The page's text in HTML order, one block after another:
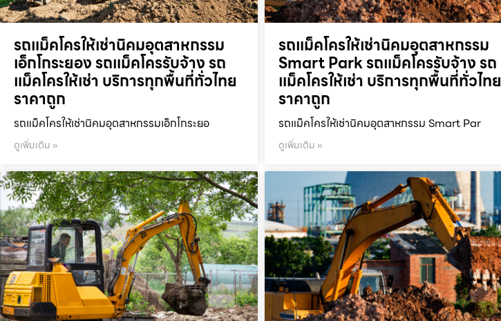
รถแม็คโครให้เช่านิคมอุตสาหกรรม
เอ็กโกระยอง รถแม็คโครรับจ้าง รถ
แม็คโครให้เช่า บริการทุกพื้นที่ทั่วไทย
ราคาถูก
รถแม็คโครให้เช่านิคมอุตสาหกรรมเอ็กโกระยอ
ดูเพิ่มเติม »
รถแม็คโครให้เช่านิคมอุตสาหกรรม
Smart Park รถแม็คโครรับจ้าง รถ
แม็คโครให้เช่า บริการทุกพื้นที่ทั่วไทย
ราคาถูก
รถแม็คโครให้เช่านิคมอุตสาหกรรม Smart Par
ดูเพิ่มเติม »